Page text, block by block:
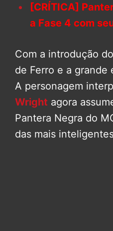
[CRÍTICA]
a Fase 4 com
Com a introdução
de Ferro e a grande
A personagem
Wright agora
Pantera Negra do
das mais